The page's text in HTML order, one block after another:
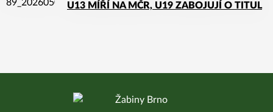
U13 MÍŘÍ NA MČR, U19 ZABOJUJÍ O TITUL